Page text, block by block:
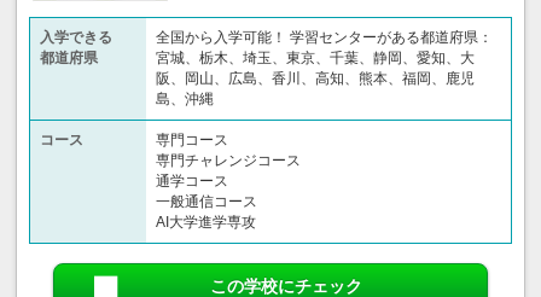
入学できる
都道府県
全国から入学可能！ 学習センターがある都道府県：
宮城、栃木、埼玉、東京、千葉、静岡、愛知、大
阪、岡山、広島、香川、高知、熊本、福岡、鹿児
島、沖縄
コース
専門コース
専門チャレンジコース
通学コース
一般通信コース
AI大学進学専攻
この学校にチェック